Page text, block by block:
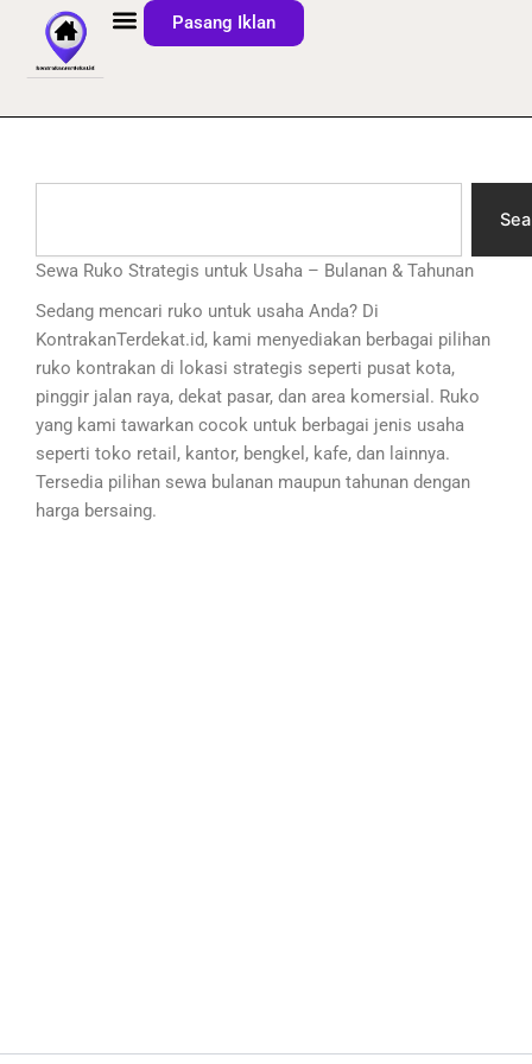
Lewati
konten
Pasang Iklan
r
h
Sewa Ruko Strategis untuk Usaha – Bulanan & Tahunan
Sedang mencari ruko untuk usaha Anda? Di
KontrakanTerdekat.id, kami menyediakan berbagai pilihan
ruko kontrakan di lokasi strategis seperti pusat kota,
pinggir jalan raya, dekat pasar, dan area komersial. Ruko
yang kami tawarkan cocok untuk berbagai jenis usaha
seperti toko retail, kantor, bengkel, kafe, dan lainnya.
Tersedia pilihan sewa bulanan maupun tahunan dengan
harga bersaing.